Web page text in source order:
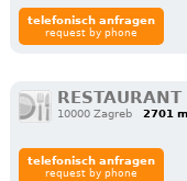
telefonisch anfragen
request by phone
10000 Zagreb
2701 m
telefonisch anfragen
request by phone